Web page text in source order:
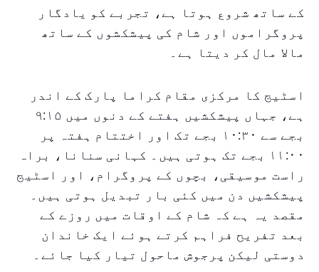
کے ساتھ شروع ہوتا ہے، تجربے کو یادگار
پروگراموں اور شام کی پیشکشوں کے ساتھ
مالا مال کر دیتا ہے۔
اسٹیج کا مرکزی مقام کراما پارک کے اندر
ہے، جہاں پیشکشیں ہفتے کے دنوں میں ۹:۱۵
بجے سے ۱۰:۳۰ بجے تک اور اختتام ہفتہ پر
۱۱:۰۰ بجے تک ہوتی ہیں۔ کہانی سنانا، براہ
راست موسیقی، بچوں کے پروگرام، اور اسٹیج
پیشکشیں دن میں کئی بار تبدیل ہوتی ہیں۔
مقصد یہ ہے کہ شام کے اوقات میں روزے کے
بعد تفریح فراہم کرتے ہوئے ایک خاندان
دوستی لیکن پرجوش ماحول تیار کیا جائے۔